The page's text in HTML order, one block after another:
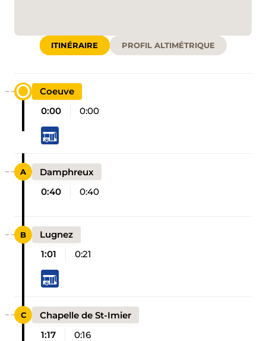
ITINÉRAIRE PROFIL ALTIMÉTRIQUE
Coeuve
0:00
0:00
Damphreux
0:40
0:40
Lugnez
1:01
0:21
Chapelle de St-Imier
1:17
0:16